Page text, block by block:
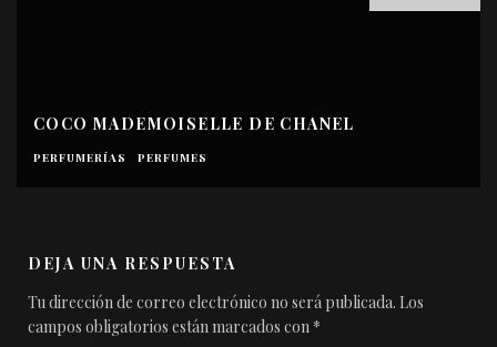
BLACK OPIUM NEW GLOWING DE
PERFUMES
DEJA UNA RESPUESTA
Tu dirección de correo electrónico no será publicada. Los
campos obligatorios están marcados con *